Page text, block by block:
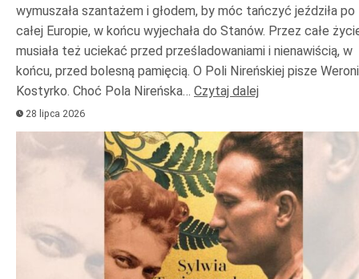
wymuszała szantażem i głodem, by móc tańczyć jeździła po
całej Europie, w końcu wyjechała do Stanów. Przez całe
musiała też uciekać przed prześladowaniami i nienawiścią, w
końcu, przed bolesną pamięcią. O Poli Nireńskiej pisze
Kostyrko. Choć Pola Nireńska… Czytaj dalej
28 lipca 2026
plików